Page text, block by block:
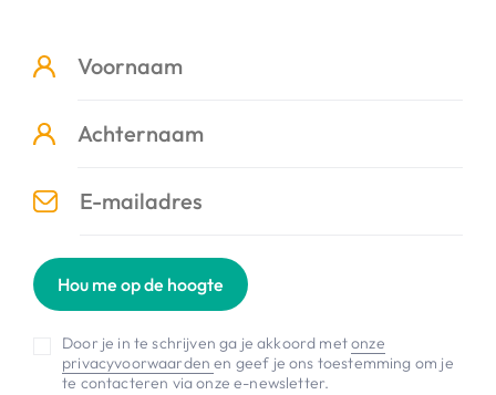
Hou me op de hoogte
Door je in te schrijven ga je akkoord metonze
privacyvoorwaardenen geef je ons toestemming om je
te contacteren via onze e-newsletter.